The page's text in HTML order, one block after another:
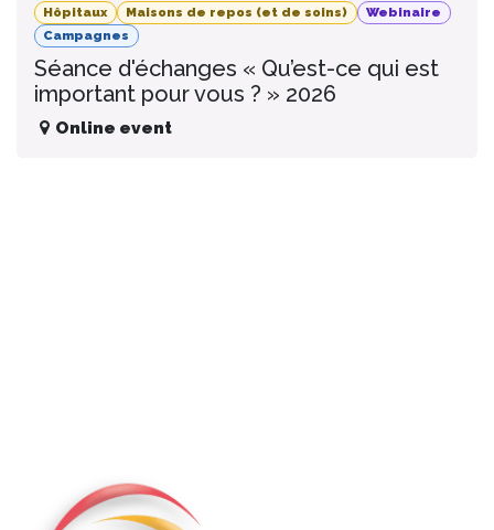
Hôpitaux Maisons de repos (et de soins)
Webinaire
Campagnes
Séance d'échanges « Qu’est-ce qui est
important pour vous ? » 2026
Online event